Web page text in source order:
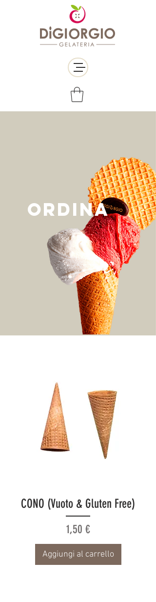
ordina
CONO (Vuoto & Gluten Free)
Prezzo
1,50 €
Aggiungi al carrello